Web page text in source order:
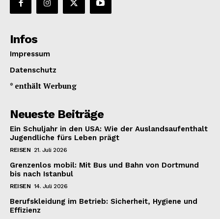
Infos
Impressum
Datenschutz
* enthält Werbung
Neueste Beiträge
Ein Schuljahr in den USA: Wie der Auslandsaufenthalt
Jugendliche fürs Leben prägt
REISEN 21. Juli 2026
Grenzenlos mobil: Mit Bus und Bahn von Dortmund
bis nach Istanbul
REISEN 14. Juli 2026
Berufskleidung im Betrieb: Sicherheit, Hygiene und
Effizienz